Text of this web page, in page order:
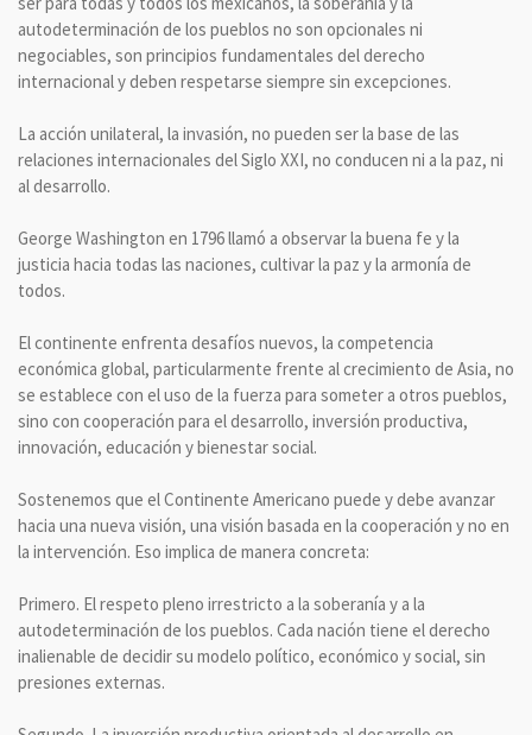
autodeterminación de los pueblos no son opcionales ni
negociables, son principios fundamentales del derecho
internacional y deben respetarse siempre sin excepciones.
La acción unilateral, la invasión, no pueden ser la base de las
relaciones internacionales del Siglo XXI, no conducen ni a la paz, ni
al desarrollo.
George Washington en 1796 llamó a observar la buena fe y la
justicia hacia todas las naciones, cultivar la paz y la armonía de
todos.
El continente enfrenta desafíos nuevos, la competencia
económica global, particularmente frente al crecimiento de Asia, no
se establece con el uso de la fuerza para someter a otros pueblos,
sino con cooperación para el desarrollo, inversión productiva,
innovación, educación y bienestar social.
Sostenemos que el Continente Americano puede y debe avanzar
hacia una nueva visión, una visión basada en la cooperación y no en
la intervención. Eso implica de manera concreta:
Primero. El respeto pleno irrestricto a la soberanía y a la
autodeterminación de los pueblos. Cada nación tiene el derecho
inalienable de decidir su modelo político, económico y social, sin
presiones externas.